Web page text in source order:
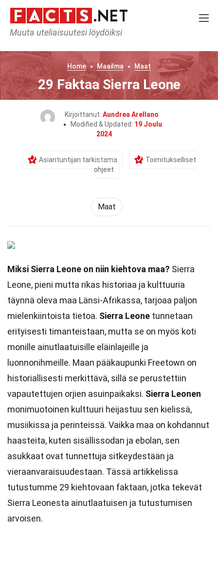
Muuta uteliaisuutesi löydöiksi
Home Maailma Maat
29 Faktaa Sierra Leone
Kirjoittanut: Aundrea Arellano
Modified & Updated: 19 Joulu
2024
Asiantuntijan tarkistama
Toimitukselliset
ohjeet
Maat
Miksi Sierra Leone on niin kiehtova maa? Sierra
Leone, pieni mutta rikas historiaa ja kulttuuria
täynnä oleva maa Länsi-Afrikassa, tarjoaa paljon
mielenkiintoista tietoa. Sierra Leone tunnetaan
erityisesti timanteistaan, mutta se on myös koti
monille ainutlaatuisille eläinlajeille ja
luonnonihmeille. Maan pääkaupunki Freetown on
historiallisesti merkittävä, sillä se perustettiin
vapautettujen orjien asuinpaikaksi. Sierra Leonen
monimuotoinen kulttuuri heijastuu sen kielissä,
musiikissa ja perinteissä. Vaikka maa on kohdannut
haasteita, kuten sisällissodan ja ebolan, sen
asukkaat ovat tunnettuja sitkeydestään ja
vieraanvaraisuudestaan. Tässä artikkelissa
tutustumme 29 kiehtovaan faktaan, jotka tekevät
Sierra Leonesta ainutlaatuisen ja tutustumisen
arvoisen.